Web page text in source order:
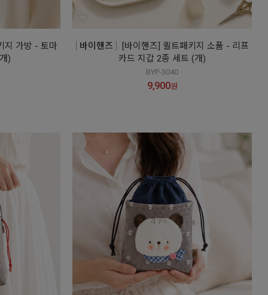
지 가방 - 토마
)
바이핸즈
[바이핸즈] 퀼트패키지 소품 - 리프
카드 지갑 2종 세트 (개)
BYP-3040
9,900원